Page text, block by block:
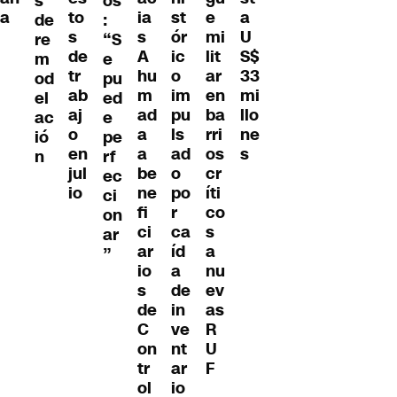
a
de
re
m
od
el
ac
ió
n
to
s
de
tr
ab
aj
o
en
jul
io
:
“S
e
pu
ed
e
pe
rf
ec
ci
on
ar
”
ia
s
A
hu
m
ad
a
a
be
ne
fi
ci
ar
io
s
de
C
on
tr
ol
st
ór
ic
o
im
pu
ls
ad
o
po
r
ca
íd
a
de
in
ve
nt
ar
io
e
mi
lit
ar
en
ba
rri
os
cr
íti
co
s
a
nu
ev
as
R
U
F
a
U
S$
33
mi
llo
ne
s